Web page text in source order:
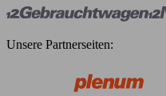
Unsere Partnerseiten: